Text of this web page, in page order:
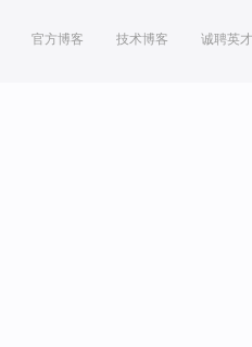
官方博客 技术博客 诚聘英才